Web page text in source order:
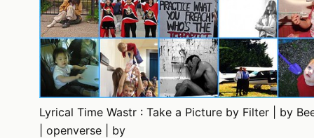
Lyrical Time Wastr : Take a Picture by Filter | by
| openverse | by